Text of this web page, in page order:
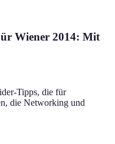
Wiener 2014: Mit
Tipps, die für
die Networking und